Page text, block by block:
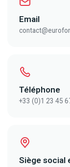
Email
Téléphone
+33 (0)1 23 45
Siège social